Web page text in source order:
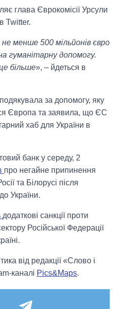
глава Єврокомісії Урсули
Twitter.
менше 500 мільйонів євро
гуманітарну допомогу.
більше», – йдеться в
за допомогу, яку
Європа та заявила, що ЄС
хаб для України в
банк у середу, 2
про негайне припинення
та Білорусі після
України.
додаткові санкції проти
Російської Федерації
від редакції «Слово і
каналі Pics&Maps.